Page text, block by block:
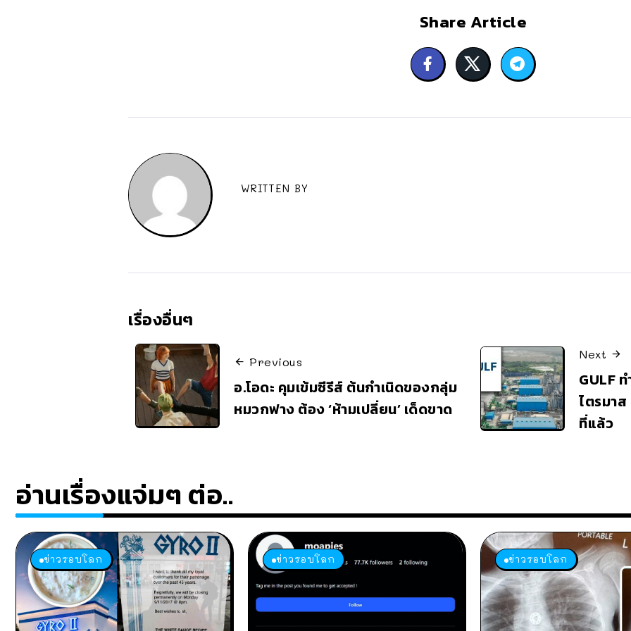
Share Article
WRITTEN BY
เรื่องอื่นๆ
Previous
อ.โอดะ คุมเข้มซีรีส์ ต้นกำเนิดของกลุ่ม
หมวกฟาง ต้อง ‘ห้ามเปลี่ยน’ เด็ดขาด
Next
GULF
ไตรมา
ที่แล้ว
อ่านเรื่องแจ่มๆ ต่อ..
ข่าวรอบโลก ข่าวรอบโลก ข่าวรอบโลก